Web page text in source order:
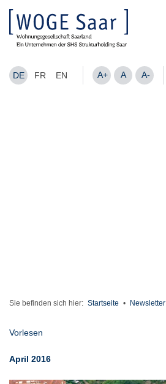
DE FR EN A+ A A-
Sie befinden sich hier: Startseite • Newsletter
Vorlesen
April 2016